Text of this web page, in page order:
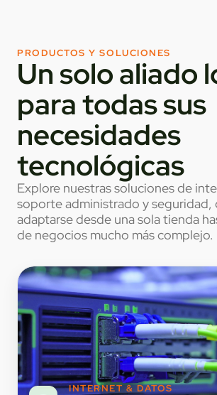
PRODUCTOS Y SOLUCIONES
Un solo aliado
para todas sus
necesidades
tecnológicas
Explore nuestras soluciones de
soporte administrado y seguridad,
adaptarse desde una sola tienda
de negocios mucho más complejo.
INTERNET & DATOS